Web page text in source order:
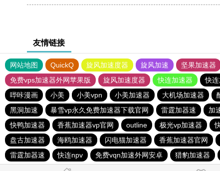
友情链接
网站地图 QuickQ 旋风加速度器 旋风加速 坚果加速器
免费vps加速器外网苹果版
旋风加速度器 快连加速器 快
哔咔漫画
小美 小美vpn 小美加速器 大机场加速器
黑洞加速
暴雪vp永久免费加速器下载官网 雷霆加器速 加
快鸭加速器
香蕉加速器vp官网 outline 极光vp加速器
盘古加速器
海鸥加速器 闪电猫加速器 香蕉加速器官网
雷霆加器速
快连npv 免费vqn加速外网安卓 猎豹加速器